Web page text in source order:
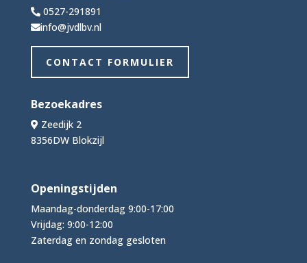
0527-291891
info@jvdlbv.nl
CONTACT FORMULIER
Bezoekadres
Zeedijk 2
8356DW Blokzijl
Openingstijden
Maandag-donderdag 9:00-17:00
Vrijdag: 9:00-12:00
Zaterdag en zondag gesloten